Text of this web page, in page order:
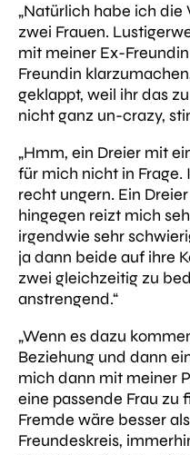
„Natürlich habe ich die
zwei Frauen.
mit meiner Ex-
Freundin
geklappt, weil ihr das
nicht ganz un-crazy,
„Hmm, ein Dreier mit
für mich nicht in Frage.
recht ungern. Ein
hingegen reizt mich
irgendwie sehr
ja dann beide auf ihre
zwei gleichzeitig zu
anstrengend.“
„Wenn es dazu
Beziehung und dann
mich dann mit meiner
eine passende Frau zu
Fremde wäre besser
Freundeskreis,